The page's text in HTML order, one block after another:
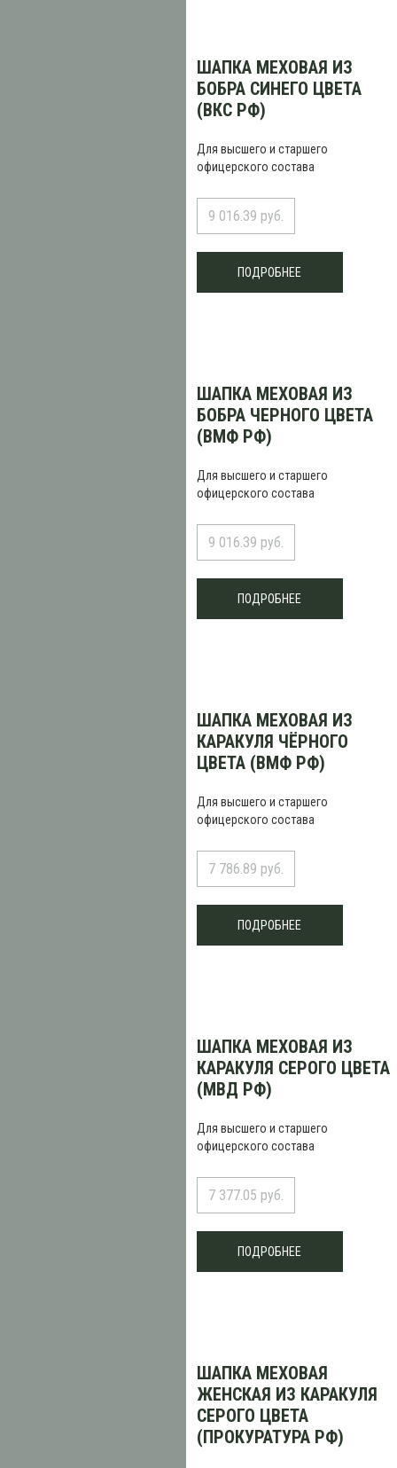
ШАПКА МЕХОВАЯ ИЗ
БОБРА СИНЕГО ЦВЕТА
(ВКС РФ)
Для высшего и старшего
офицерского состава
9 016.39 руб.
ПОДРОБНЕЕ
ШАПКА МЕХОВАЯ ИЗ
БОБРА ЧЕРНОГО ЦВЕТА
(ВМФ РФ)
Для высшего и старшего
офицерского состава
9 016.39 руб.
ПОДРОБНЕЕ
ШАПКА МЕХОВАЯ ИЗ
КАРАКУЛЯ ЧЁРНОГО
ЦВЕТА (ВМФ РФ)
Для высшего и старшего
офицерского состава
7 786.89 руб.
ПОДРОБНЕЕ
ШАПКА МЕХОВАЯ ИЗ
КАРАКУЛЯ СЕРОГО ЦВЕТА
(МВД РФ)
Для высшего и старшего
офицерского состава
7 377.05 руб.
ПОДРОБНЕЕ
ШАПКА МЕХОВАЯ
ЖЕНСКАЯ ИЗ КАРАКУЛЯ
СЕРОГО ЦВЕТА
(ПРОКУРАТУРА РФ)